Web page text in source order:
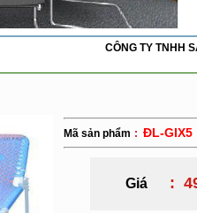
CÔNG TY TNHH SẢN
Mã sản phẩm : ĐL-GIX5
Giá :